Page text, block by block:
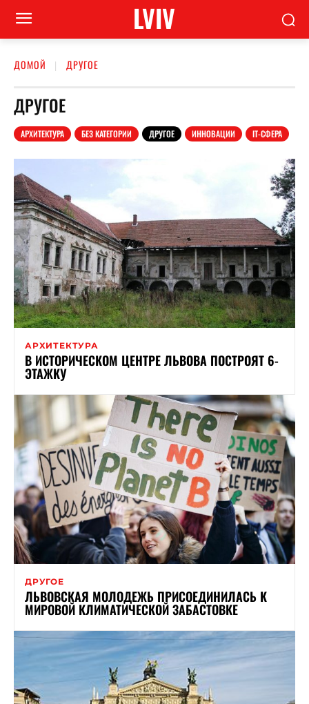
LVIV
ДОМОЙ ДРУГОЕ
ДРУГОЕ
АРХИТЕКТУРА БЕЗ КАТЕГОРИИ ДРУГОЕ ИННОВАЦИИ ІТ-СФЕРА
АРХИТЕКТУРА
В ИСТОРИЧЕСКОМ ЦЕНТРЕ ЛЬВОВА ПОСТРОЯТ 6-
ЭТАЖКУ
ДРУГОЕ
ЛЬВОВСКАЯ МОЛОДЕЖЬ ПРИСОЕДИНИЛАСЬ К
МИРОВОЙ КЛИМАТИЧЕСКОЙ ЗАБАСТОВКЕ